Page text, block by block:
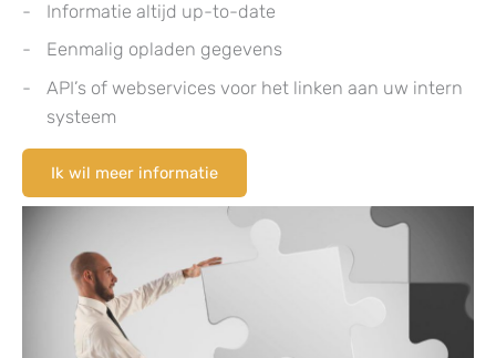
Informatie altijd up-to-date
Eenmalig opladen gegevens
API’s of webservices voor het linken aan uw intern
systeem
Ik wil meer informatie